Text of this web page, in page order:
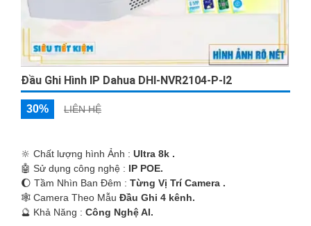
Đầu Ghi Hình IP Dahua DHI-NVR2104-P-I2
30% LIÊN HỆ
🔆 Chất lượng hình Ảnh : Ultra 8k .
🤖️ Sử dụng công nghệ : IP POE.
🌔 Tầm Nhìn Ban Đêm : Từng Vị Trí Camera .
🕸️ Camera Theo Mẫu Đầu Ghi 4 kênh.
️🔮 Khả Năng : Công Nghệ AI.